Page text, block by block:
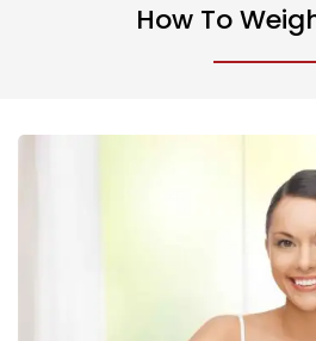
How To